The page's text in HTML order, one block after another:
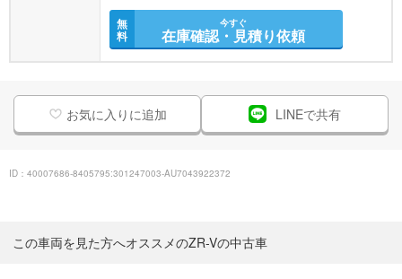
無
料
今すぐ
在庫確認・見積り依頼
お気に入りに追加 LINEで共有
ID：40007686-8405795:301247003-AU7043922372
この車両を見た方へオススメのZR-Vの中古車